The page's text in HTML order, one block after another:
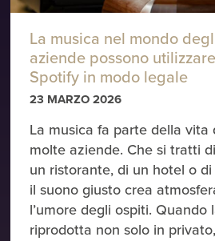
La musica nel mondo
aziende possono
Spotify in modo legale
23 MARZO 2026
La musica fa parte della vita
molte aziende. Che si tratti
un ristorante, di un hotel o
il suono giusto crea
l’umore degli ospiti. Quando
riprodotta non solo in